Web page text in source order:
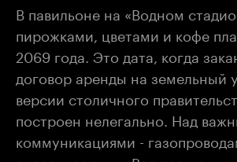
В павильоне на «Водном
пирожками, цветами и кофе
2069 года. Это дата, когда
договор аренды на земельный
версии столичного
построен нелегально. Над
коммуникациями -